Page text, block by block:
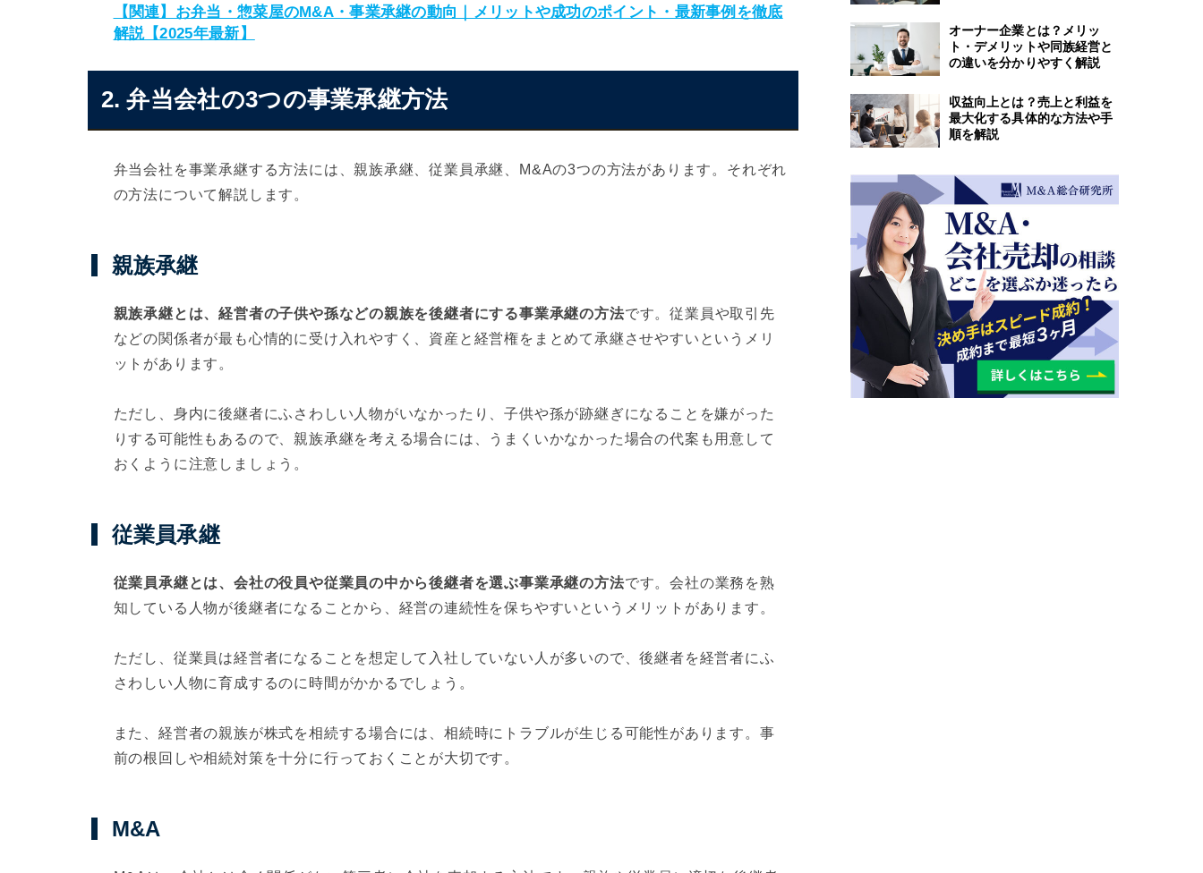
【関連】お弁当・惣菜屋のM&A・事業承継の動向｜メリットや成功のポイント・最新事例を徹底
解説【2025年最新】
2. 弁当会社の3つの事業承継方法
弁当会社を事業承継する方法には、親族承継、従業員承継、M&Aの3つの方法があります。それぞれ
の方法について解説します。
親族承継
親族承継とは、経営者の子供や孫などの親族を後継者にする事業承継の方法です。従業員や取引先
などの関係者が最も心情的に受け入れやすく、資産と経営権をまとめて承継させやすいというメリ
ットがあります。
ただし、身内に後継者にふさわしい人物がいなかったり、子供や孫が跡継ぎになることを嫌がった
りする可能性もあるので、親族承継を考える場合には、うまくいかなかった場合の代案も用意して
おくように注意しましょう。
従業員承継
従業員承継とは、会社の役員や従業員の中から後継者を選ぶ事業承継の方法です。会社の業務を熟
知している人物が後継者になることから、経営の連続性を保ちやすいというメリットがあります。
ただし、従業員は経営者になることを想定して入社していない人が多いので、後継者を経営者にふ
さわしい人物に育成するのに時間がかかるでしょう。
また、経営者の親族が株式を相続する場合には、相続時にトラブルが生じる可能性があります。事
前の根回しや相続対策を十分に行っておくことが大切です。
M&A
オーナー企業とは？メリッ
ト・デメリットや同族経営と
の違いを分かりやすく解説
収益向上とは？売上と利益を
最大化する具体的な方法や手
順を解説